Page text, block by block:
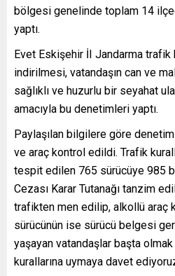
bölgesi genelinde toplam 14
yaptı.
Evet Eskişehir İI Jandarma trafik
indirilmesi, vatandaşın can ve
sağlıklı ve huzurlu bir seyahat
amacıyla bu denetimleri yaptı.
Paylaşılan bilgilere göre
ve araç kontrol edildi. Trafik
tespit edilen 765 sürücüye 985
Cezası Karar Tutanağı tanzim
trafikten men edilip, alkollü araç
sürücünün ise sürücü belgesi
yaşayan vatandaşlar başta
kurallarına uymaya davet